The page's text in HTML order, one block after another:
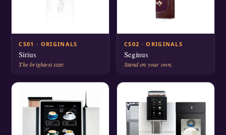
CS01 · ORIGINALS
Sirius
The brightest star.
CS02 · ORIGINALS
Seginus
Stand on your own.